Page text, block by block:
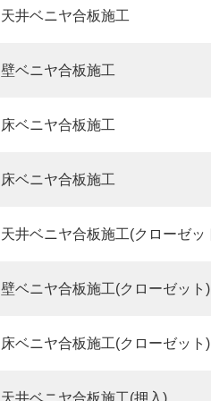
天井ベニヤ合板施工
壁ベニヤ合板施工
床ベニヤ合板施工
床ベニヤ合板施工
天井ベニヤ合板施工(クローゼッ
壁ベニヤ合板施工(クローゼット)
床ベニヤ合板施工(クローゼット)
天井ベニヤ合板施工(押入)